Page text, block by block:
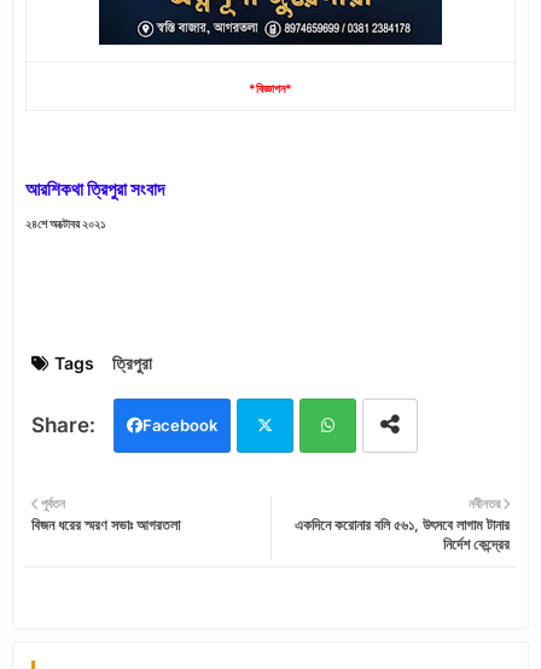
*বিজ্ঞাপন*
আরশিকথা ত্রিপুরা সংবাদ
২৪শে অক্টোবর ২০২১
Tags ত্রিপুরা
Facebook
ats
নবীনতর
একদিনে করোনার বলি ৫৬১, উৎসবে লাগাম টানার
নির্দেশ কেন্দ্রের
পূর্বতন
বিজন ধরের স্মরণ সভাঃ আগরতলা